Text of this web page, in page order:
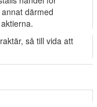
därmed
så till vida att